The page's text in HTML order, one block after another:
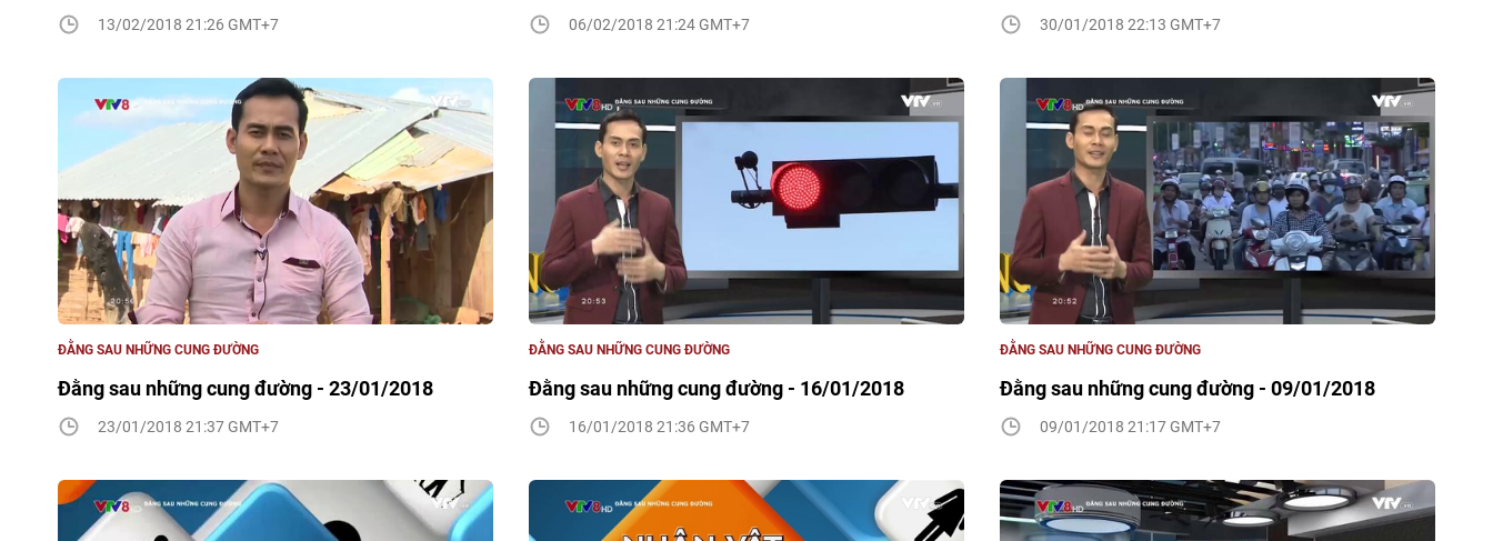
13/02/2018 21:26 GMT+7 06/02/2018 21:24 GMT+7 30/01/2018 22:13 GMT+7
Đằng sau những cung đường - 23/01/2018
ĐẰNG SAU NHỮNG CUNG ĐƯỜNG
23/01/2018 21:37 GMT+7
Đằng sau những cung đường - 16/01/2018
ĐẰNG SAU NHỮNG CUNG ĐƯỜNG
16/01/2018 21:36 GMT+7
Đằng sau những cung đường - 09/01/2018
ĐẰNG SAU NHỮNG CUNG ĐƯỜNG
09/01/2018 21:17 GMT+7